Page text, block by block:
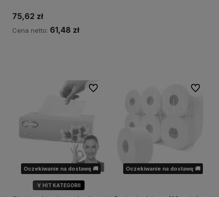
75,62 zł
Cena netto: 61,48 zł
Oczekiwanie na dostawę 🚚
🏅 HIT KATEGORII
Do ulubionych
Oczekiwanie na dostawę 🚚
Do